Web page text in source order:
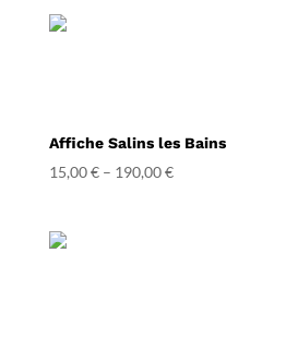
Affiche Salins les Bains
15,00€ – 190,00€